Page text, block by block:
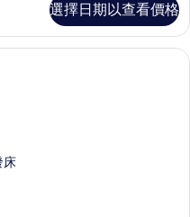
選擇日期以查看價格
XL with sofa bed | 免費無線上網
床